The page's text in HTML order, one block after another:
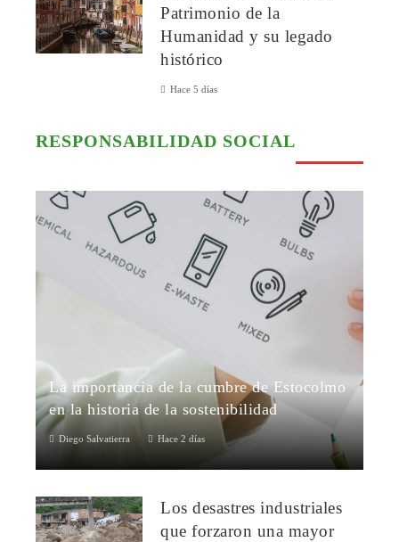
Patrimonio de la
Humanidad y su legado
histórico
Hace 5 días
RESPONSABILIDAD SOCIAL
La importancia de la cumbre de Estocolmo
en la historia de la sostenibilidad
Diego Salvatierra Hace 2 días
estableció el punto de partida para la d...Los desastres industriales
que forzaron una mayor